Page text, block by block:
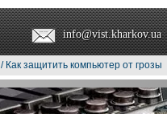
info@vist.kharkov.ua
/ Как защитить компьютер от грозы